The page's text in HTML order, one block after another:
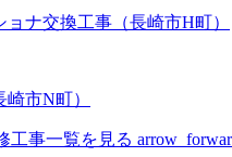
ナ交換工事（長崎市H町）
市N町）
工事一覧を見る